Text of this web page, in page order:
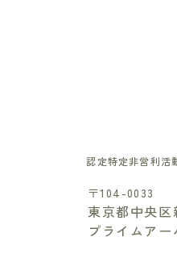
認定特定非営利活
〒104-0033
東京都中央区
プライムア